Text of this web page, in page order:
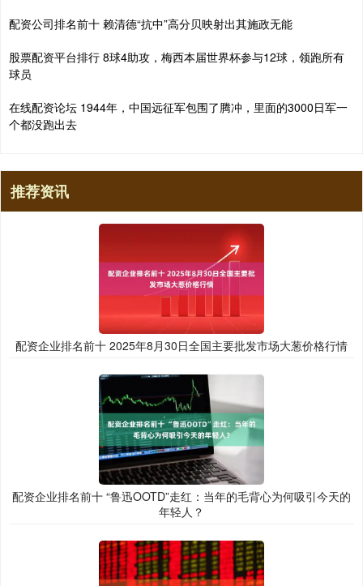
配资公司排名前十 赖清德“抗中”高分贝映射出其施政无能
股票配资平台排行 8球4助攻，梅西本届世界杯参与12球，领跑所有
球员
在线配资论坛 1944年，中国远征军包围了腾冲，里面的3000日军一
个都没跑出去
推荐资讯
配资企业排名前十 2025年8月30日全国主要批发市场大葱价格行情
配资企业排名前十 “鲁迅OOTD”走红：当年的毛背心为何吸引今天的
年轻人？